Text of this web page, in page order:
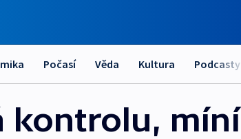
Počasí Věda Kultura Podcasty
kontrolu, míní